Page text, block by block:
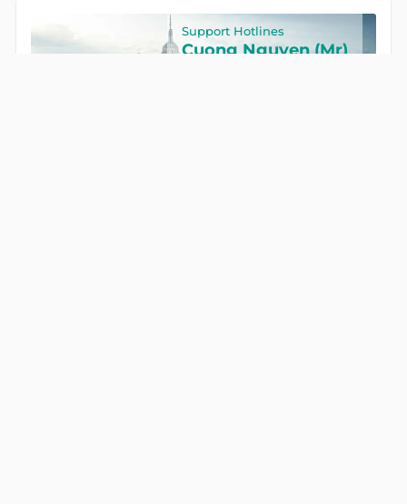
Support Hotlines
Cuong Nguyen (Mr)